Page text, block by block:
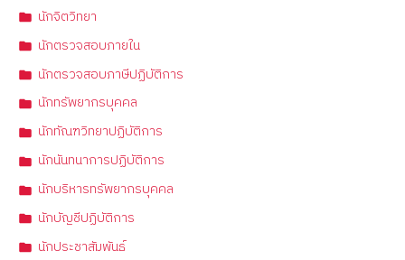
นักจิตวิทยา
นักตรวจสอบภายใน
นักตรวจสอบภาษีปฏิบัติการ
นักทรัพยากรบุคคล
นักทัณฑวิทยาปฏิบัติการ
นักนันทนาการปฏิบัติการ
นักบริหารทรัพยากรบุคคล
นักบัญชีปฏิบัติการ
นักประชาสัมพันธ์